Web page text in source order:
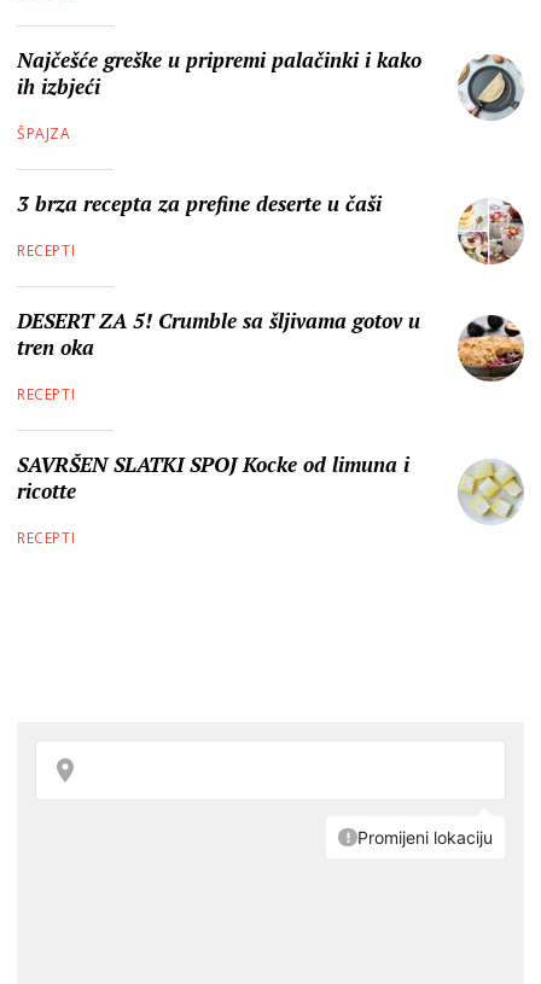
Najčešće greške u pripremi palačinki i kako
ih izbjeći
ŠPAJZA
3 brza recepta za prefine deserte u čaši
RECEPTI
DESERT ZA 5! Crumble sa šljivama gotov u
tren oka
RECEPTI
SAVRŠEN SLATKI SPOJ Kocke od limuna i
ricotte
RECEPTI